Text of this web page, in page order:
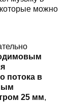
можно
потока в
25 мм,